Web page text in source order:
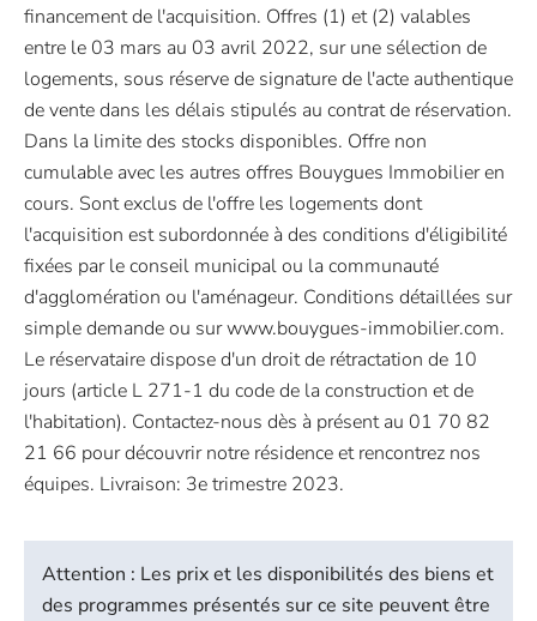
financement de l'acquisition. Offres (1) et (2) valables
entre le 03 mars au 03 avril 2022, sur une sélection de
logements, sous réserve de signature de l'acte authentique
de vente dans les délais stipulés au contrat de réservation.
Dans la limite des stocks disponibles. Offre non
cumulable avec les autres offres Bouygues Immobilier en
cours. Sont exclus de l'offre les logements dont
l'acquisition est subordonnée à des conditions d'éligibilité
fixées par le conseil municipal ou la communauté
d'agglomération ou l'aménageur. Conditions détaillées sur
simple demande ou sur www.bouygues-immobilier.com.
Le réservataire dispose d'un droit de rétractation de 10
jours (article L 271-1 du code de la construction et de
l'habitation). Contactez-nous dès à présent au 01 70 82
21 66 pour découvrir notre résidence et rencontrez nos
équipes. Livraison: 3e trimestre 2023.
Attention : Les prix et les disponibilités des biens et
des programmes présentés sur ce site peuvent être